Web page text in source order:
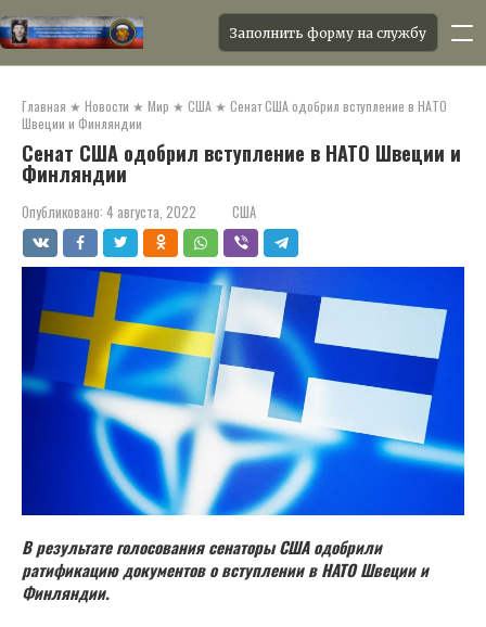
контенту
Заполнить форму на службу
Главная ★ Новости ★ Мир ★ США ★ Сенат США одобрил вступление в НАТО
Швеции и Финляндии
Сенат США одобрил вступление в НАТО Швеции и
Финляндии
Опубликовано: 4 августа, 2022 США
В результате голосования сенаторы США одобрили
ратификацию документов о вступлении в НАТО Швеции и
Финляндии.